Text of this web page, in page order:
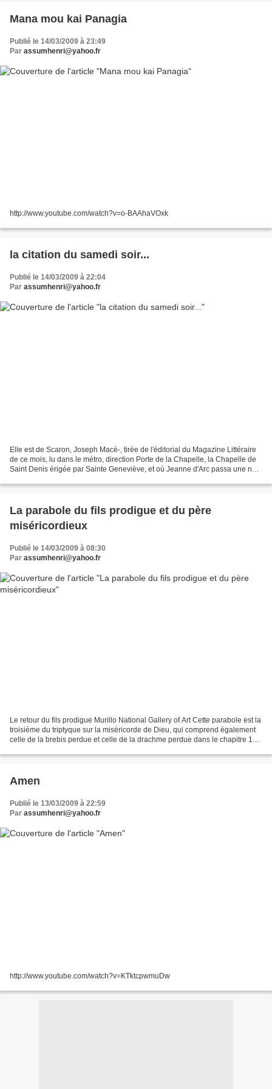
Mana mou kai Panagia
Publié le 14/03/2009 à 23:49
Par assumhenri@yahoo.fr
http://www.youtube.com/watch?v=o-BAAhaVOxk
la citation du samedi soir...
Publié le 14/03/2009 à 22:04
Par assumhenri@yahoo.fr
Elle est de Scaron, Joseph Macé-, tirée de l'éditorial du Magazine Littéraire
de ce mois, lu dans le métro, direction Porte de la Chapelle, la Chapelle de
Saint Denis érigée par Sainte Geneviève, et où Jeanne d'Arc passa une nuit
La parabole du fils prodigue et du père
miséricordieux
Publié le 14/03/2009 à 08:30
Par assumhenri@yahoo.fr
Le retour du fils prodigue Murillo National Gallery of Art Cette parabole est la
troisième du triptyque sur la miséricorde de Dieu, qui comprend également
celle de la brebis perdue et celle de la drachme perdue dans le chapitre 15
Amen
Publié le 13/03/2009 à 22:59
Par assumhenri@yahoo.fr
http://www.youtube.com/watch?v=KTktcpwmuDw